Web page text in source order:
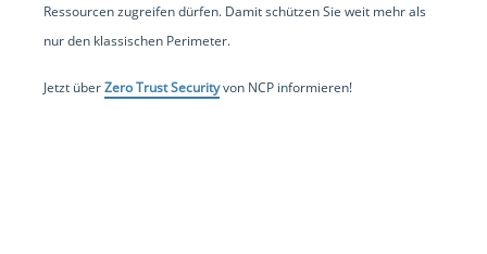
Ressourcen zugreifen dürfen. Damit schützen Sie weit mehr als
nur den klassischen Perimeter.
Jetzt überZero Trust Securityvon NCP informieren!